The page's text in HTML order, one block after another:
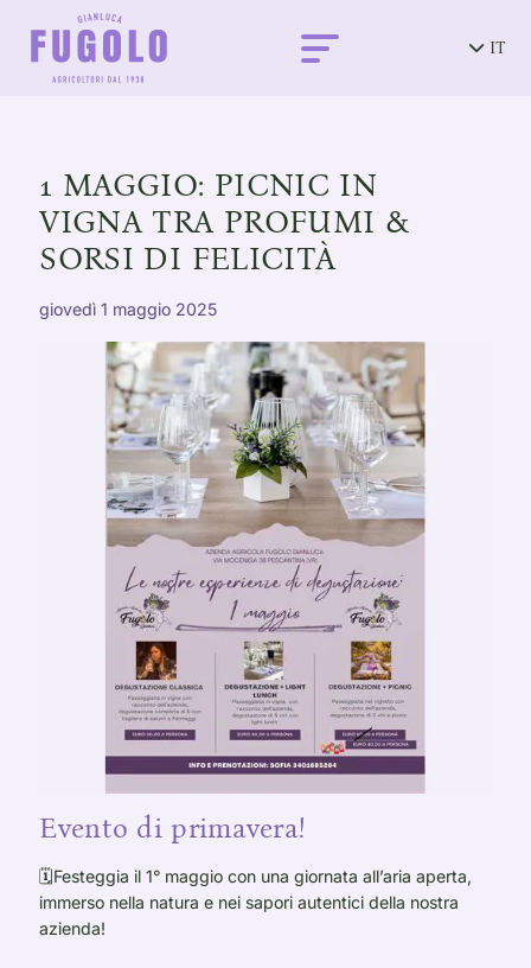
IT
1 MAGGIO: PICNIC IN
VIGNA TRA PROFUMI &
SORSI DI FELICITÀ
giovedì 1 maggio 2025
Evento di primavera!
🗓️Festeggia il 1° maggio con una giornata all’aria aperta,
immerso nella natura e nei sapori autentici della nostra
azienda!